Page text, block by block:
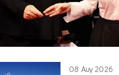
08 Αυγ 2026